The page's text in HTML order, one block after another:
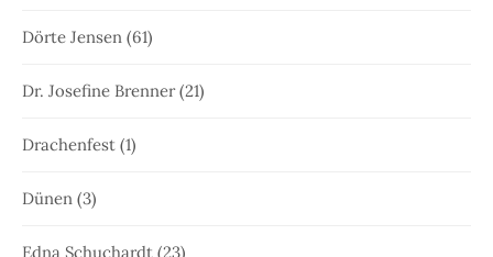
Dörte Jensen (61)
Dr. Josefine Brenner(21)
Drachenfest (1)
Dünen (3)
Edna Schuchardt (23)